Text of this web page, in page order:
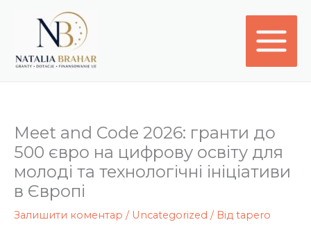
Meet and Code 2026: гранти до
500 євро на цифрову освіту для
молоді та технологічні ініціативи
в Європі
Залишити коментар / Uncategorized / Від tapero